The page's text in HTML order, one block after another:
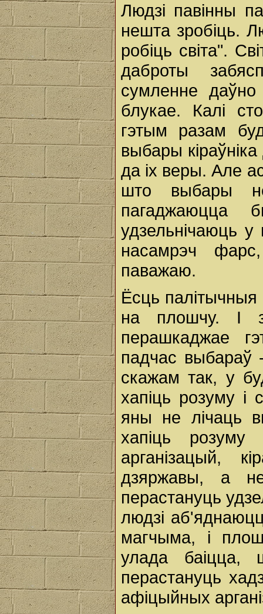
Людзі павінны
нешта зробіць.
робіць світа".
даброты
сумленне
блукае. Калі
гэтым разам
выбары
да іх веры. Але
што выбары
пагаджаюцца
удзельнічаюць
насамрэч
паважаю.
Ёсць палітычныя
на плошчу. І
перашкаджае
падчас выбараў
скажам так, у
хапіць розуму і
яны не лічаць
хапіць розуму
арганізацый,
дзяржавы, а не
перастануць
людзі
магчыма, і
улада баіцца,
перастануць
афіцыйных